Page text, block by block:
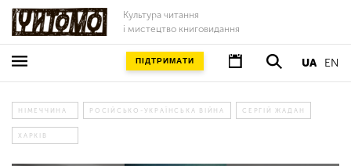
Культура читання
і мистецтво книговидання
UA EN
ПІДТРИМАТИ
НІМЕЧЧИНА РОСІЙСЬКО-УКРАЇНСЬКА ВІЙНА СЕРГІЙ ЖАДАН
ХАРКІВ